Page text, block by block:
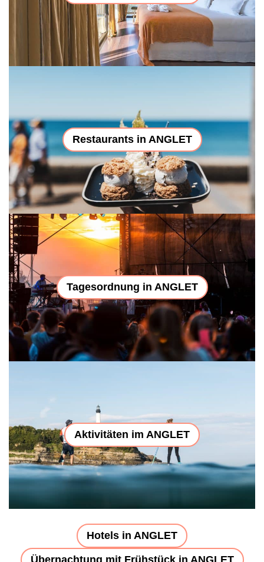
Restaurants in ANGLET
Tagesordnung in ANGLET
Aktivitäten im ANGLET
Hotels in ANGLET
Übernachtung mit Frühstück in ANGLET